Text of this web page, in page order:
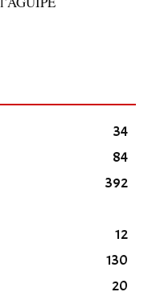
34
84
392
12
130
20